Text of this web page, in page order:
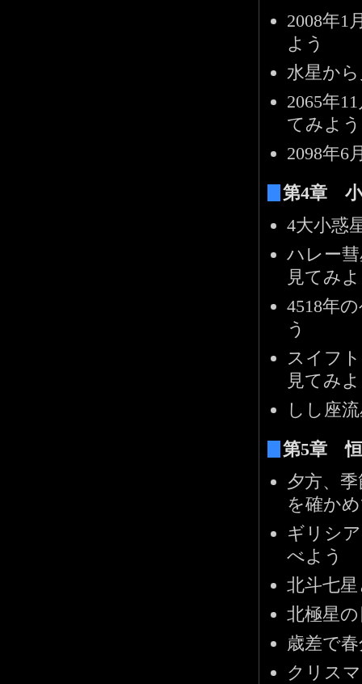
2008年1
よう
水星か
2065年
てみよ
2098年6
第4章 小
4大小惑
ハレー
見てみ
4518年
う
スイフ
見てみ
しし座
第5章 恒
夕方、
を確か
ギリシ
べよう
北斗七
北極星
歳差で
クリス